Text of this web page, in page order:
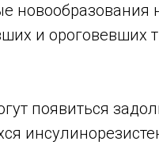
новообразования
и ороговевших
появиться